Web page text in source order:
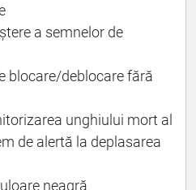
a semnelor de
blocare/deblocare fără
unghiului mort al
de alertă la deplasarea
neagră